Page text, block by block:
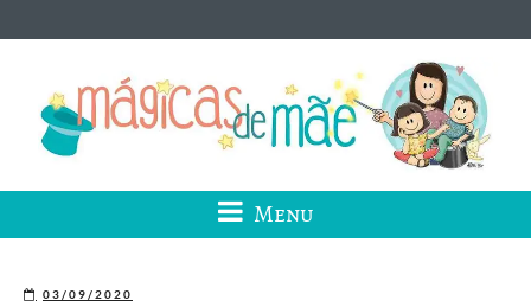
Menu
03/09/2020